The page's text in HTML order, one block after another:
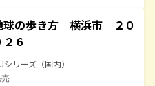
の歩き方 横浜市 ２０
６
リーズ（国内）